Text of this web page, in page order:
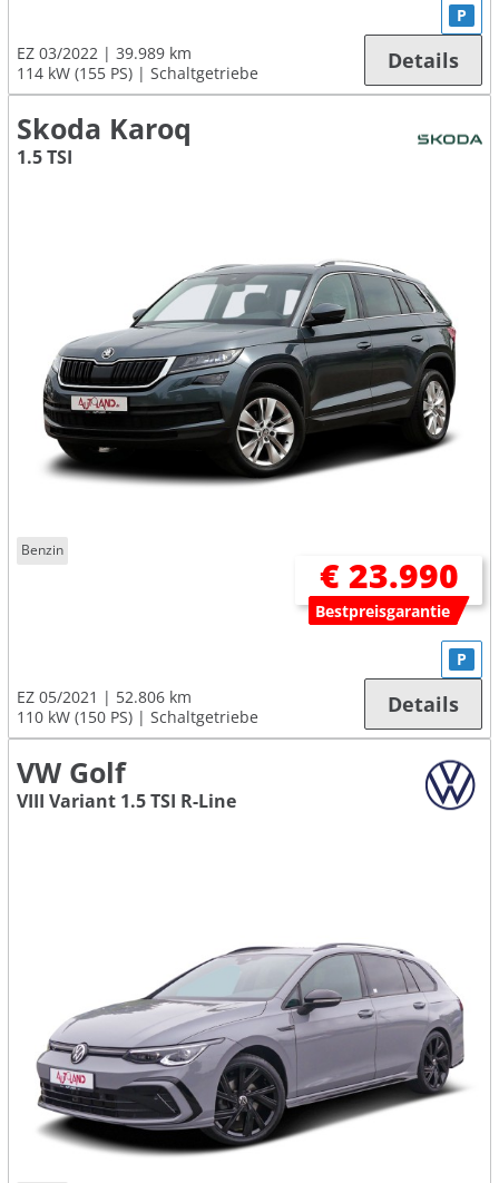
EZ 03/2022
39.989 km
114 kW (155 PS)
Schaltgetriebe
P
Details
Skoda Karoq
1.5 TSI
Benzin
€ 23.990
Bestpreisgarantie
EZ 05/2021
52.806 km
110 kW (150 PS)
Schaltgetriebe
P
Details
VW Golf
VIII Variant 1.5 TSI R-Line